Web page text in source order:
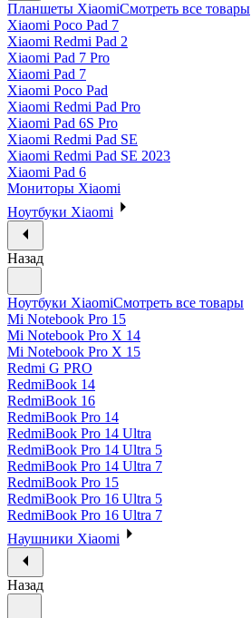
Планшеты XiaomiСмотреть все товары
Xiaomi Poco Pad 7
Xiaomi Redmi Pad 2
Xiaomi Pad 7 Pro
Xiaomi Pad 7
Xiaomi Poco Pad
Xiaomi Redmi Pad Pro
Xiaomi Pad 6S Pro
Xiaomi Redmi Pad SE
Xiaomi Redmi Pad SE 2023
Xiaomi Pad 6
Мониторы Xiaomi
Ноутбуки Xiaomi
Назад
Ноутбуки XiaomiСмотреть все товары
Mi Notebook Pro 15
Mi Notebook Pro X 14
Mi Notebook Pro X 15
Redmi G PRO
RedmiBook 14
RedmiBook 16
RedmiBook Pro 14
RedmiBook Pro 14 Ultra
RedmiBook Pro 14 Ultra 5
RedmiBook Pro 14 Ultra 7
RedmiBook Pro 15
RedmiBook Pro 16 Ultra 5
RedmiBook Pro 16 Ultra 7
Наушники Xiaomi
Назад